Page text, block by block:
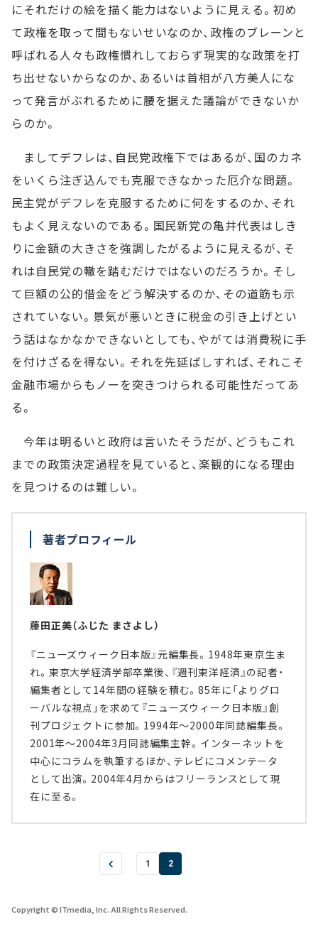
にそれだけの絵を描く能力はないように見える。初め
て政権を取って間もないせいなのか、政権のブレーンと
呼ばれる人々も政権慣れしておらず現実的な政策を打
ち出せないからなのか、あるいは首相が八方美人にな
って発言がぶれるために腰を据えた議論ができないか
らのか。
ましてデフレは、自民党政権下ではあるが、国のカネ
をいくら注ぎ込んでも克服できなかった厄介な問題。
民主党がデフレを克服するために何をするのか、それ
もよく見えないのである。国民新党の亀井代表はしき
りに金額の大きさを強調したがるように見えるが、そ
れは自民党の轍を踏むだけではないのだろうか。そし
て巨額の公的借金をどう解決するのか、その道筋も示
されていない。景気が悪いときに税金の引き上げとい
う話はなかなかできないとしても、やがては消費税に手
を付けざるを得ない。それを先延ばしすれば、それこそ
金融市場からもノーを突きつけられる可能性だってあ
る。
今年は明るいと政府は言いたそうだが、どうもこれ
までの政策決定過程を見ていると、楽観的になる理由
を見つけるのは難しい。
著者プロフィール
藤田正美（ふじた まさよし）
『ニューズウィーク日本版』元編集長。1948年東京生ま
れ。東京大学経済学部卒業後、『週刊東洋経済』の記者・
編集者として14年間の経験を積む。85年に「よりグロ
ーバルな視点」を求めて『ニューズウィーク日本版』創
刊プロジェクトに参加。1994年～2000年同誌編集長。
2001年～2004年3月同誌編集主幹。インターネットを
中心にコラムを執筆するほか、テレビにコメンテータ
として出演。2004年4月からはフリーランスとして現
在に至る。
1 2
Copyright © ITmedia, Inc. All Rights Reserved.